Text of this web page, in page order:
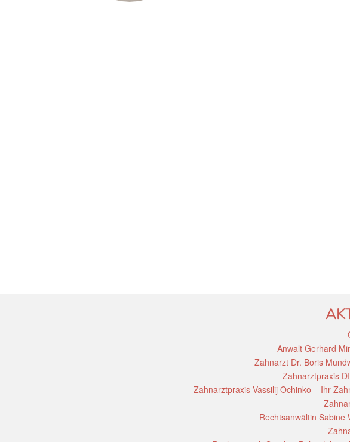
Anwalt Gerhard
Zahnarzt Dr. Boris
Zahnarztpraxis
Zahnarztpraxis Vassilij Ochinko – Ihr
Rechtsanwältin Sabine